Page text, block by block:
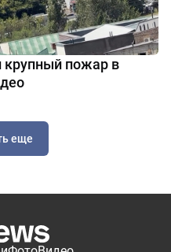
крупный пожар в
еще